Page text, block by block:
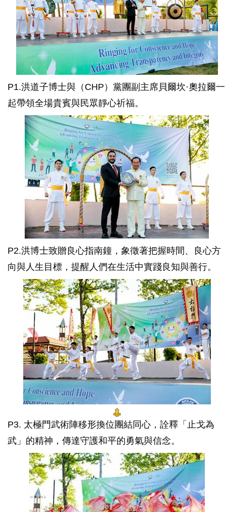
P1.洪道子博士與（CHP）黨團副主席貝爾坎·奧拉爾一
起帶領全場貴賓與民眾靜心祈福。
P2.洪博士致贈良心指南鐘，象徵著把握時間、良心方
向與人生目標，提醒人們在生活中實踐良知與善行。
P3. 太極門武術陣移形換位團結同心，詮釋「止戈為
武」的精神，傳達守護和平的勇氣與信念。